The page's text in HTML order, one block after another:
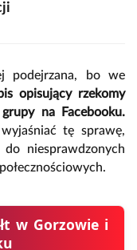
podejrzana, bo we
opisujący rzekomy
na Facebooku.
tę sprawę,
niesprawdzonych
w Gorzowie i